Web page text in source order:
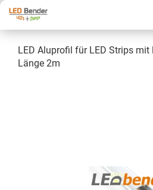
LED Aluprofil für LED Strips
Länge 2m